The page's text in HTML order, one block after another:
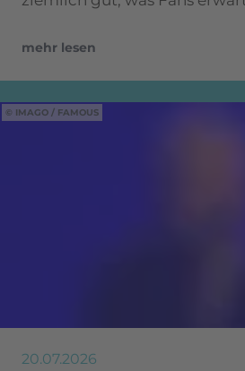
mehr lesen
IMAGO / FAMOUS
20.07.2026